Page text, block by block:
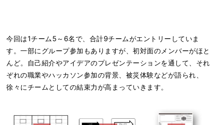
今回は1チーム5～6名で、合計9チームがエントリーしていま
す。一部にグループ参加もありますが、初対面のメンバーがほと
んど。自己紹介やアイデアのプレゼンテーションを通して、それ
ぞれの職業やハッカソン参加の背景、被災体験などが語られ、
徐々にチームとしての結束力が高まっていきます。